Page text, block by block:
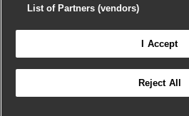
Conectar-se para acessar
List of Partners (vendors)
I Accept
Reject All